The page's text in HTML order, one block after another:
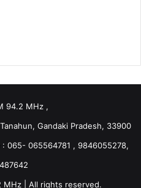
94.2 MHz ,
Gandaki Pradesh, 33900
065- 065564781 , 9846055278,
MHz | All rights reserved.